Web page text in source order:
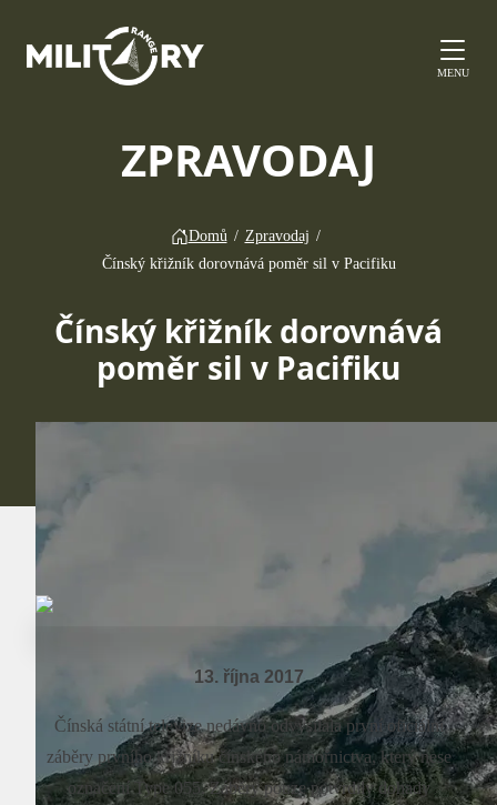
MENU
ZPRAVODAJ
Domů / Zpravodaj /
Čínský křižník dorovnává poměr sil v Pacifiku
Čínský křižník dorovnává
poměr sil v Pacifiku
13. října 2017
Čínská státní televize nedávno odvysílala první oficiální
záběry prvního křižníku čínského námořnictva, který nese
označení Type 055. Záběry pouze potvrdily dohady